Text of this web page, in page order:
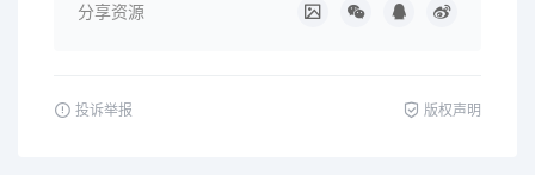
分享资源
投诉举报 版权声明